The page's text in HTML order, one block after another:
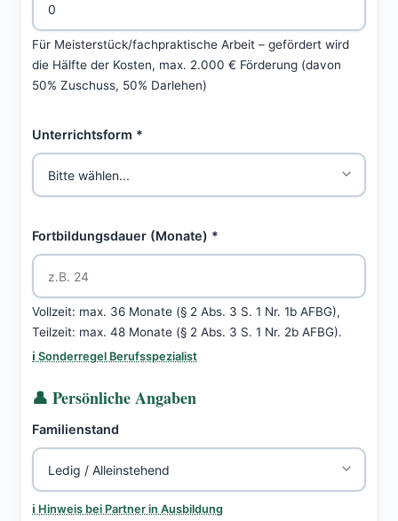
Für Meisterstück/fachpraktische Arbeit – gefördert wird
die Hälfte der Kosten, max. 2.000 € Förderung (davon
50% Zuschuss, 50% Darlehen)
Unterrichtsform *
Fortbildungsdauer (Monate) *
Vollzeit: max. 36 Monate (§ 2 Abs. 3 S. 1 Nr. 1b AFBG),
Teilzeit: max. 48 Monate (§ 2 Abs. 3 S. 1 Nr. 2b AFBG).
ℹ️ Sonderregel Berufsspezialist
👤 Persönliche Angaben
Familienstand
ℹ️ Hinweis bei Partner in Ausbildung